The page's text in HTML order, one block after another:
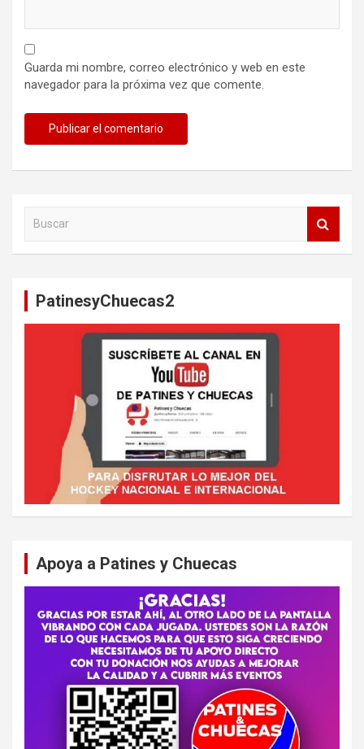
Guarda mi nombre, correo electrónico y web en este
navegador para la próxima vez que comente.
PatinesyChuecas2
Apoya a Patines y Chuecas